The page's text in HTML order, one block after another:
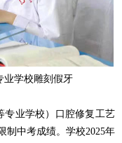
业学校雕刻假牙
业学校）
口腔修复工艺
制中考成绩。 学校2025年